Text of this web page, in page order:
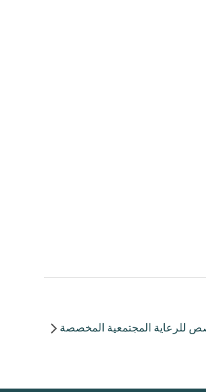
للرعاية المجتمعية المخصصة